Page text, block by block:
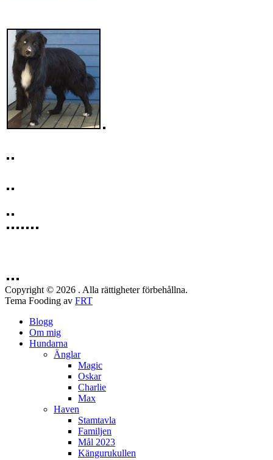
Copyright © 2026 . Alla rättigheter förbehållna.
Tema Fooding av FRT
Blogg
Om mig
Hundarna
Änglar
Magic
Oskar
Charlie
Max
Haven
Stamtavla
Familjen
Mål 2023
Kängurukullen